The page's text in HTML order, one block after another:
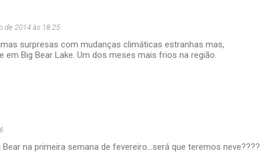
de 2014 às 18:25
surpresas com mudanças climáticas estranhas mas,
Big Bear Lake. Um dos meses mais frios na região.
na primeira semana de fevereiro...será que teremos neve????